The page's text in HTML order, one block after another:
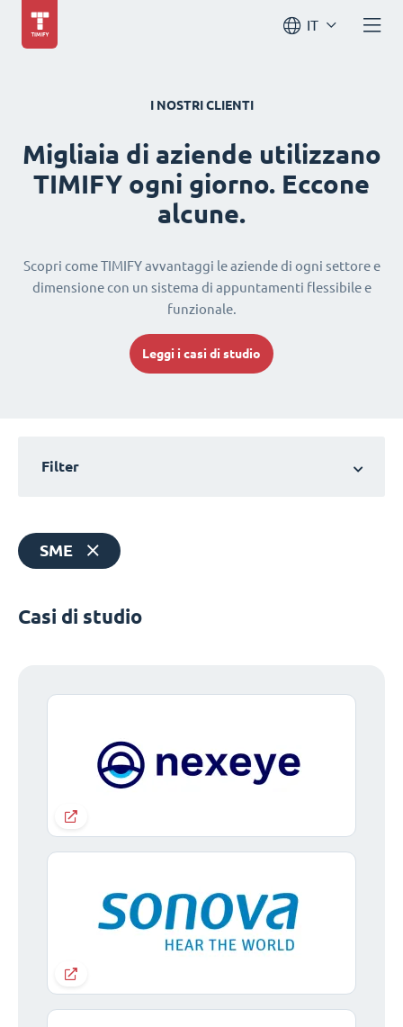
IT
I NOSTRI CLIENTI
Migliaia di aziende utilizzano
TIMIFY ogni giorno. Eccone
alcune.
Scopri come TIMIFY avvantaggi le aziende di ogni settore e
dimensione con un sistema di appuntamenti flessibile e
funzionale.
Leggi i casi di studio
Filter
SME
Casi di studio